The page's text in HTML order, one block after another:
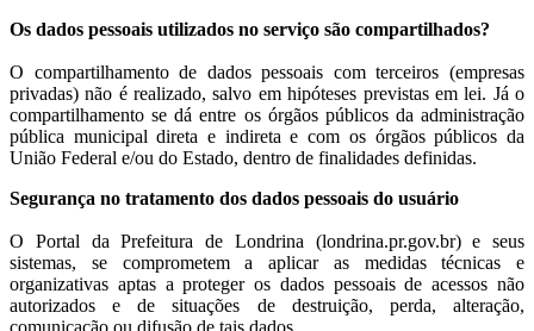
Os dados pessoais utilizados no serviço são compartilhados?
O compartilhamento de dados pessoais com terceiros (empresas
privadas) não é realizado, salvo em hipóteses previstas em lei. Já o
compartilhamento se dá entre os órgãos públicos da administração
pública municipal direta e indireta e com os órgãos públicos da
União Federal e/ou do Estado, dentro de finalidades definidas.
Segurança no tratamento dos dados pessoais do usuário
O Portal da Prefeitura de Londrina (londrina.pr.gov.br) e seus
sistemas, se comprometem a aplicar as medidas técnicas e
organizativas aptas a proteger os dados pessoais de acessos não
autorizados e de situações de destruição, perda, alteração,
comunicação ou difusão de tais dados.